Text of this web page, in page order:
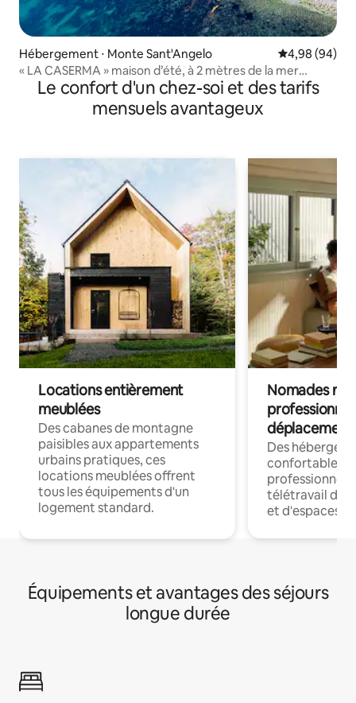
Hébergement ⋅ Monte Sant'Angelo Évaluation
4,98 (94)
« LA CASERMA » maison d’été, à 2 mètres de la mer
Gargano
Le confort d'un chez-soi et des tarifs
mensuels avantageux
Locations entièrement
meublées
Des cabanes de montagne
paisibles aux appartements
urbains pratiques, ces
locations meublées offrent
tous les équipements d'un
logement standard.
Nomades
déplacement
Des
confortables
professionnels
télétravail
et d'espaces
Équipements et avantages des séjours
longue durée